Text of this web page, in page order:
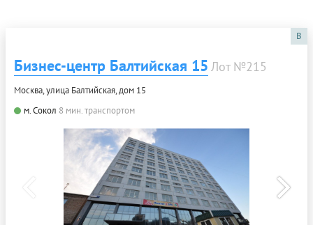
B
Бизнес-центр Балтийская 15 Лот №215
Москва, улица Балтийская, дом 15
м. Сокол 8 мин. транспортом